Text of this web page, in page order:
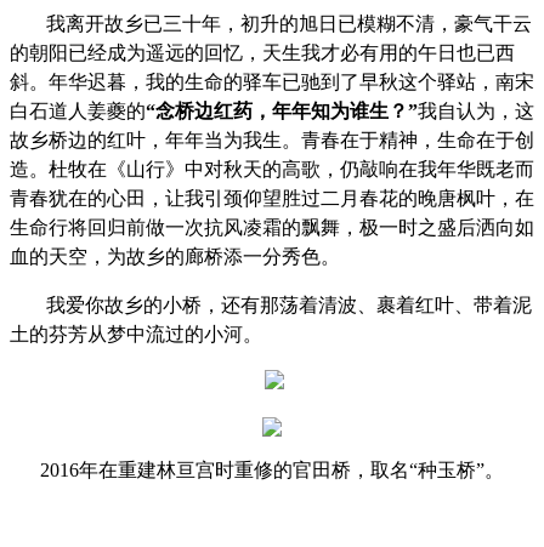
我离开故乡已三十年，初升的旭日已模糊不清，豪气干云
的朝阳已经成为遥远的回忆，天生我才必有用的午日也已西
斜。年华迟暮，我的生命的驿车已驰到了早秋这个驿站，南宋
白石道人姜夔的“念桥边红药，年年知为谁生？”我自认为，这
故乡桥边的红叶，年年当为我生。青春在于精神，生命在于创
造。杜牧在《山行》中对秋天的高歌，仍敲响在我年华既老而
青春犹在的心田，让我引颈仰望胜过二月春花的晚唐枫叶，在
生命行将回归前做一次抗风凌霜的飘舞，极一时之盛后洒向如
血的天空，为故乡的廊桥添一分秀色。
我爱你故乡的小桥，还有那荡着清波、裹着红叶、带着泥
土的芬芳从梦中流过的小河。
2016年在重建林亘宫时重修的官田桥，取名“种玉桥”。